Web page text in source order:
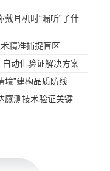
耳机时“漏听”了什
精准捕捉盲区
自动化验证解决方案
境”建构品质防线
感测技术验证关键